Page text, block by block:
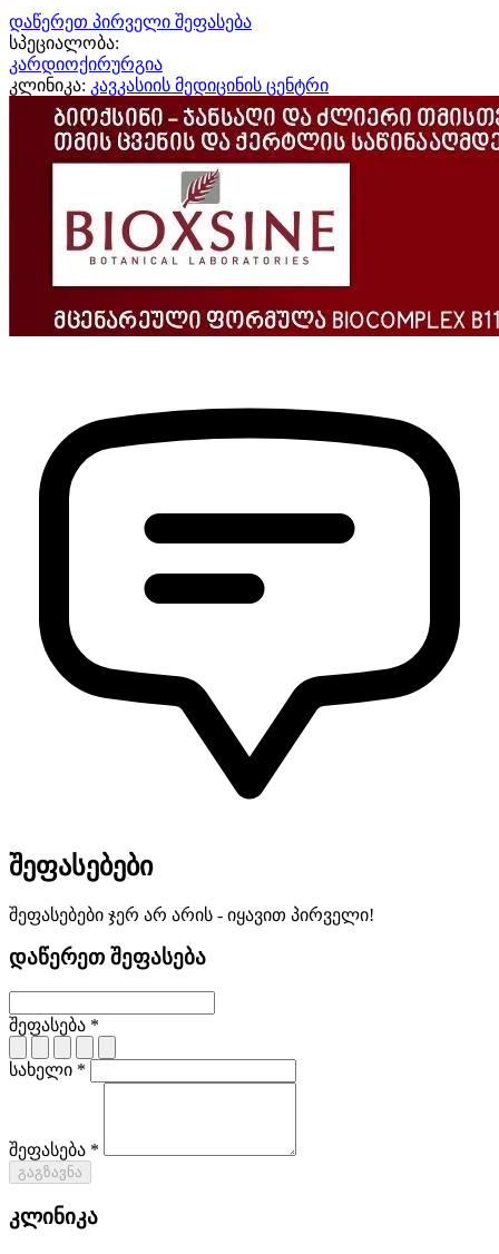
დაწერეთ პირველი შეფასება
სპეციალობა:
კარდიოქირურგია
კლინიკა: კავკასიის მედიცინის ცენტრი
შეფასებები
შეფასებები ჯერ არ არის - იყავით პირველი!
დაწერეთ შეფასება
შეფასება *
სახელი *
შეფასება *
გაგზავნა
კლინიკა